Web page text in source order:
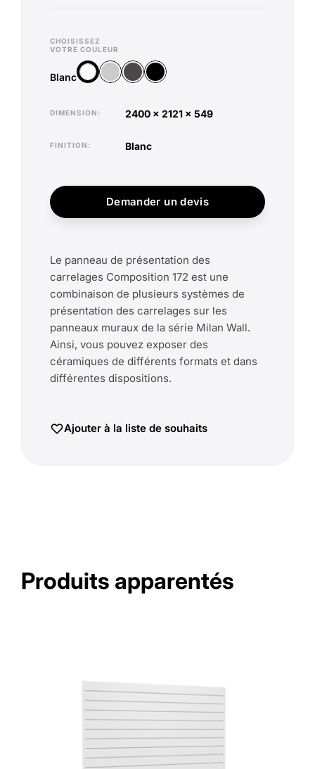
CHOISISSEZ
VOTRE COULEUR
Blanc
BlancArgentAnthracite
Noir
DIMENSION 2400 x 2121 x 549
FINITION blanc
Demander un devis
Le panneau de présentation des
carrelages Composition 172 est une
combinaison de plusieurs systèmes de
présentation des carrelages sur les
panneaux muraux de la série Milan Wall.
Ainsi, vous pouvez exposer des
céramiques de différents formats et dans
différentes dispositions.
Ajouter à la liste de souhaits
Produits apparentés